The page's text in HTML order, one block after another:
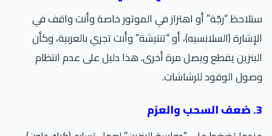
“رجّة” أو اهتزاز في الموتور خاصة وأنت واقف في
(السلانسيه)، أو “تنتيشة” وأنت تجري بالعربية، وكأن
يقطع ويصل مرة أخرى. هذا دليل على عدم انتظام
الوقود للرشاشات.